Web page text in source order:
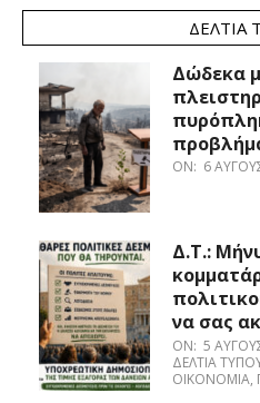
ΔΕΛΤΊΑ
Δώδεκα
ON: 6
Δ.Τ.:
να σας
ON: 5
ΔΕΛΤΊΑ
ΟΙΚΟΝΟΜΊΑ,